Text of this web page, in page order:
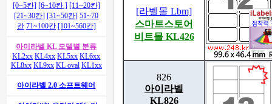
[0~5칸] [6~10칸 ] [11~20칸]
[21~30칸] [31~50칸] 51~70
칸 71~100칸 [101~560칸]
아이라벨 KL 모델별 분류
KL2xx KL4xx KL5xx KL6xx
KL8xx KL9xx KL oval KL1xx
아이라벨 2.0 소프트웨어
[라벨몰 Lbm]
스마트스토어
비트몰 KL426
826
아이라벨
KL826